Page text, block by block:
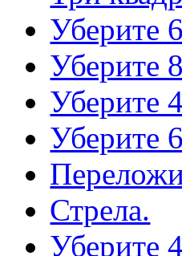
Уберите
Уберите
Уберите
Уберите
Стрела.
Уберите